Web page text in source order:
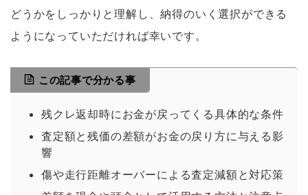
どうかをしっかりと理解し、納得のいく選択ができる
ようになっていただければ幸いです。
この記事で分かる事
残クレ返却時にお金が戻ってくる具体的な条件
査定額と残価の差額がお金の戻り方に与える影
響
傷や走行距離オーバーによる査定減額と対応策